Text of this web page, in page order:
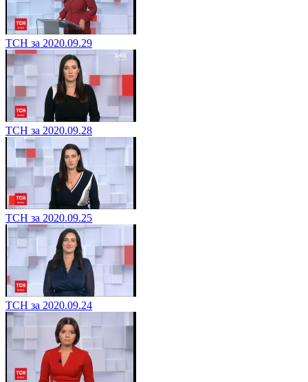
ТСН за 2020.09.29
ТСН за 2020.09.28
ТСН за 2020.09.25
ТСН за 2020.09.24